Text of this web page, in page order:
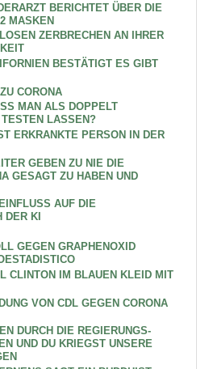
BERICHTET ÜBER DIE
MASKEN
ZERBRECHEN AN IHRER
BESTÄTIGT ES GIBT
CORONA
MAN ALS DOPPELT
LASSEN?
ERKRANKTE PERSON IN DER
GEBEN ZU NIE DIE
GESAGT ZU HABEN UND
AUF DIE
DER KI
GEGEN GRAPHENOXID
CLINTON IM BLAUEN KLEID MIT
VON CDL GEGEN CORONA
DURCH DIE REGIERUNGS-
UND DU KRIEGST UNSERE